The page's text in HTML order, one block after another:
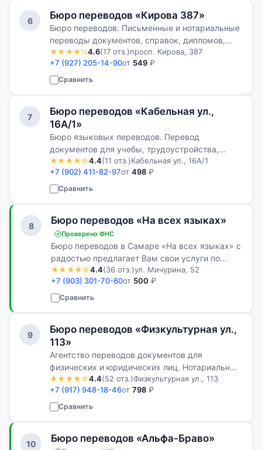
6 Бюро переводов «Кирова 387»
Бюро переводов. Письменные и нотариальные
переводы документов, справок, дипломов,
свидетельств, доверенностей и других
официальных документов. Переводы с
русского, английского, украинского, финского
★★★★½4.6(17 отз.)просп. Кирова, 387
+7 (927) 205-14-90от 549 ₽
Сравнить
7
Бюро переводов «Кабельная ул.,
16А/1»
Бюро языковых переводов. Перевод
документов для учебы, трудоустройства,
иммиграции и бизнеса. Нотариальное
заверение переводов и сопровождение при
оформлении международных документов.
★★★★☆4.4(11 отз.)Кабельная ул., 16А/1
+7 (902) 411-82-97от 498 ₽
Сравнить
8 Бюро переводов «На всех языках»
Проверено ФНС
Бюро переводов в Самаре «На всех языках» с
радостью предлагает Вам свои услуги по
работе с текстами, личными документами,
апостиль, легализацию документов. Вы
собираетесь за границу отдохнуть или учит…
★★★★☆4.4(36 отз.)ул. Мичурина, 52
+7 (903) 301-70-60от 500 ₽
Сравнить
9
Бюро переводов «Физкультурная ул.,
113»
Агентство переводов документов для
физических и юридических лиц. Нотариальные
переводы, апостиль, легализация документов,
помощь в подготовке документов для подачи в
государственные органы и зарубежны…
★★★★☆4.4(52 отз.)Физкультурная ул., 113
+7 (917) 948-18-46от 798 ₽
Сравнить
10 Бюро переводов «Альфа-Браво»